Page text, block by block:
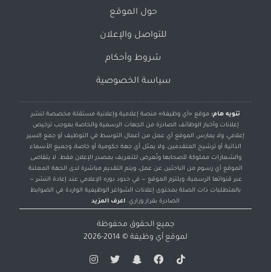
حول الموقع
للتواصل والإعلان
شروط وأحكام
سياسة الخصوصية
تنويه هام: موقع «أي وظيفة» منصة إعلامية وإعلانية مستقلة مخصصة لنشر
إعلانات وأخبار الوظائف الصادرة من الجهات الرسمية والخاصة بموجب ترخيص
إعلامي، ولا يمارس الموقع أي عمل من أعمال التوسط في التوظيف أو جمع السير
الذاتية أو ترشيح المتقدمين، ولا يمثل أي جهة حكومية أو خاصة، وجميع الأسماء
والشعارات مملوكة لأصحابها وتُعرض للتعريف بمصدر الإعلان فقط. لا يتقاضى
الموقع أي رسوم من الباحثين عن عمل، ويتم التقديم مباشرة لدى الجهة المعلنة
عبر قنواتها الرسمية، ويلتزم الموقع — في حدود دوره الإعلامي عند إعادة النشر —
بالمتطلبات ذات الصلة بمحتوى إعلانات الشواغر الوظيفية الواردة في الضوابط
الصادرة بقرار وزاري. اعرف المزيد
جميع الحقوق محفوظة
لموقع أي وظيفة © 2014-2026